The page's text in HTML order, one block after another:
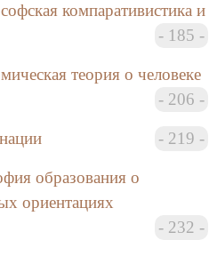
компаративистика и
185
теория о человеке
206
219
образования о
ориентациях
232